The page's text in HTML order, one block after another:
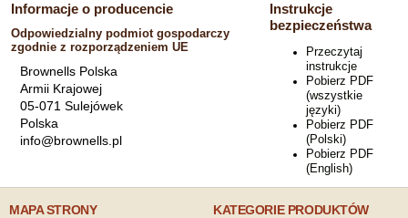
Informacje o producencie
Odpowiedzialny podmiot gospodarczy
zgodnie z rozporządzeniem UE
Brownells Polska
Armii Krajowej
05-071 Sulejówek
Polska
info@brownells.pl
Instrukcje
bezpieczeństwa
Przeczytaj
instrukcje
Pobierz PDF
(wszystkie
języki)
Pobierz PDF
(Polski)
Pobierz PDF
(English)
MAPA STRONY KATEGORIE PRODUKTÓW